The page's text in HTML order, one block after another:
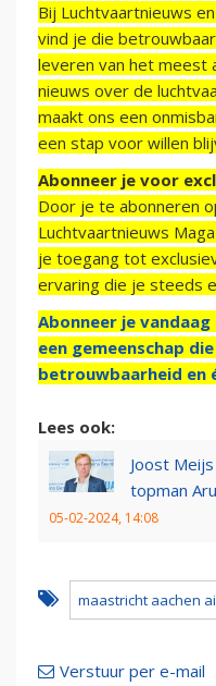
Bij Luchtvaartnieuws
vind je die
leveren van het meest
nieuws over de
maakt ons een
een stap voor willen
Abonneer je voor
Door je te abonneren
Luchtvaartnieuws
je toegang tot
ervaring die je steeds
Abonneer je
een gemeenschap
betrouwbaarheid en
Lees ook:
Joost
topman
05-02-2024, 14:08
maastricht aachen
Verstuur per e-mail